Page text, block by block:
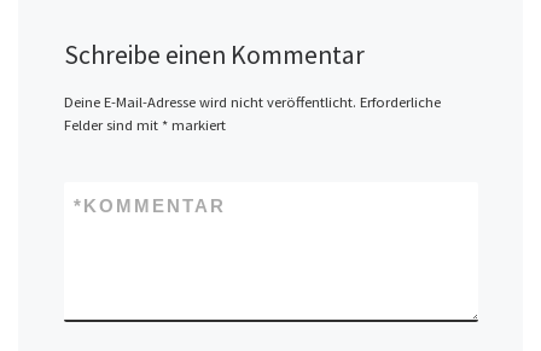
Schreibe einen Kommentar
Deine E-Mail-Adresse wird nicht veröffentlicht. Erforderliche
Felder sind mit *markiert
KOMMENTAR
*